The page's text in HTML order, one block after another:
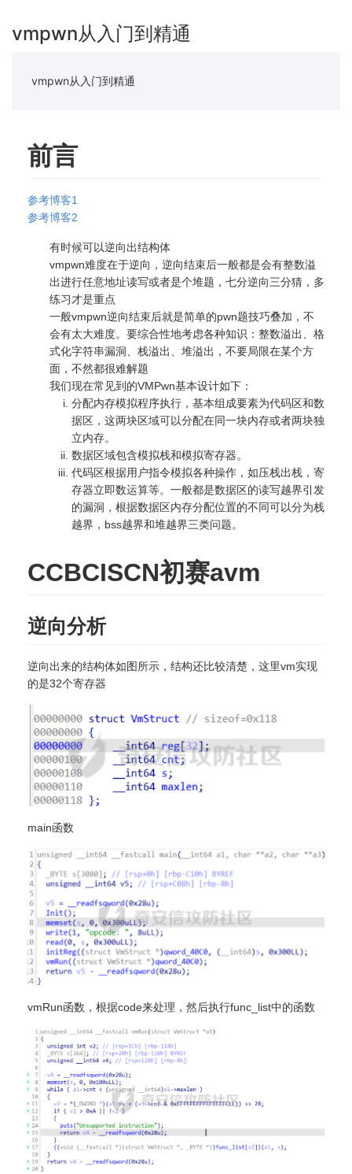
vmpwn从入门到精通
vmpwn从入门到精通
前言
参考博客1
参考博客2
有时候可以逆向出结构体
vmpwn难度在于逆向，逆向结束后一般都是会有整数溢
出进行任意地址读写或者是个堆题，七分逆向三分猜，多
练习才是重点
一般vmpwn逆向结束后就是简单的pwn题技巧叠加，不
会有太大难度。要综合性地考虑各种知识：整数溢出、格
式化字符串漏洞、栈溢出、堆溢出，不要局限在某个方
面，不然都很难解题
我们现在常见到的VMPwn基本设计如下：
分配内存模拟程序执行，基本组成要素为代码区和数
据区，这两块区域可以分配在同一块内存或者两块独
立内存。
数据区域包含模拟栈和模拟寄存器。
代码区根据用户指令模拟各种操作，如压栈出栈，寄
存器立即数运算等。一般都是数据区的读写越界引发
的漏洞，根据数据区内存分配位置的不同可以分为栈
越界，bss越界和堆越界三类问题。
CCBCISCN初赛avm
逆向分析
逆向出来的结构体如图所示，结构还比较清楚，这里vm实现
的是32个寄存器
main函数
vmRun函数，根据code来处理，然后执行func_list中的函数